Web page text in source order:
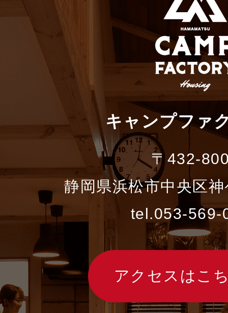
キャンプファ
〒432-
静岡県浜松市中央区
tel.053-569-
アクセスはこ